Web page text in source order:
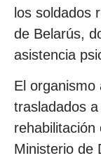
los soldados
de Belarús,
asistencia
El organismo
trasladados
rehabilitación
Ministerio de